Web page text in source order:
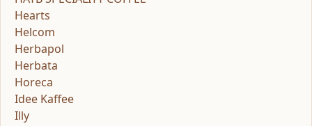
Hearts
Helcom
Herbapol
Herbata
Horeca
Idee Kaffee
Illy